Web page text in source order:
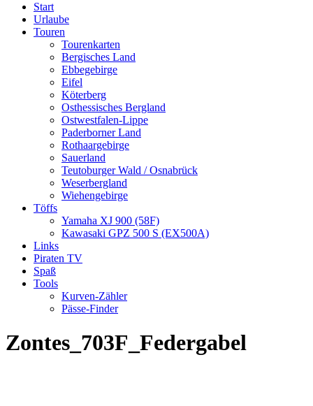
page
opens
page
opens
page
opens
Start
Urlaube
Touren
Tourenkarten
Bergisches Land
Ebbegebirge
Eifel
Köterberg
Osthessisches Bergland
Ostwestfalen-Lippe
Paderborner Land
Rothaargebirge
Sauerland
Teutoburger Wald / Osnabrück
Weserbergland
Wiehengebirge
Töffs
Yamaha XJ 900 (58F)
Kawasaki GPZ 500 S (EX500A)
Links
Piraten TV
Spaß
Tools
Kurven-Zähler
Pässe-Finder
Zontes_703F_Federgabel